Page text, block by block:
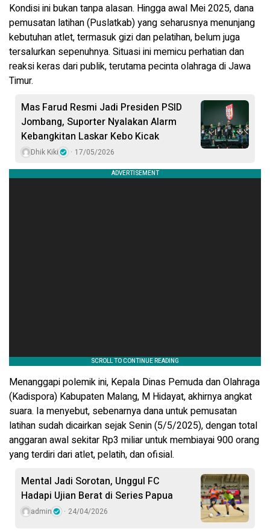
Kondisi ini bukan tanpa alasan. Hingga awal Mei 2025, dana
pemusatan latihan (Puslatkab) yang seharusnya menunjang
kebutuhan atlet, termasuk gizi dan pelatihan, belum juga
tersalurkan sepenuhnya. Situasi ini memicu perhatian dan
reaksi keras dari publik, terutama pecinta olahraga di Jawa
Timur.
Mas Farud Resmi Jadi Presiden PSID
Jombang, Suporter Nyalakan Alarm
Kebangkitan Laskar Kebo Kicak
Dhik Kiki 17/05/2026
Menanggapi polemik ini, Kepala Dinas Pemuda dan Olahraga
(Kadispora) Kabupaten Malang, M Hidayat, akhirnya angkat
suara. Ia menyebut, sebenarnya dana untuk pemusatan
latihan sudah dicairkan sejak Senin (5/5/2025), dengan total
anggaran awal sekitar Rp3 miliar untuk membiayai 900 orang
yang terdiri dari atlet, pelatih, dan ofisial.
Mental Jadi Sorotan, Unggul FC
Hadapi Ujian Berat di Series Papua
admin 24/04/2026